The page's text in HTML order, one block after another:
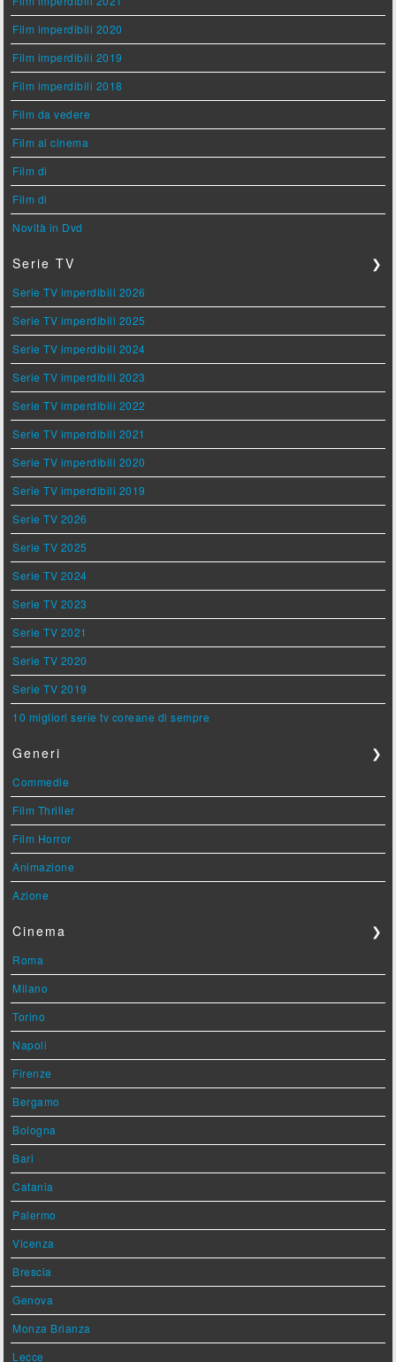
Film imperdibili 2020
Film imperdibili 2019
Film imperdibili 2018
Film da vedere
Film al cinema
Film di
Film di
Novità in Dvd
Serie TV ❯
Serie TV imperdibili 2026
Serie TV imperdibili 2025
Serie TV imperdibili 2024
Serie TV imperdibili 2023
Serie TV imperdibili 2022
Serie TV imperdibili 2021
Serie TV imperdibili 2020
Serie TV imperdibili 2019
Serie TV 2026
Serie TV 2025
Serie TV 2024
Serie TV 2023
Serie TV 2021
Serie TV 2020
Serie TV 2019
10 migliori serie tv coreane di sempre
Generi ❯
Commedie
Film Thriller
Film Horror
Animazione
Azione
Cinema ❯
Roma
Milano
Torino
Napoli
Firenze
Bergamo
Bologna
Bari
Catania
Palermo
Vicenza
Brescia
Genova
Monza Brianza
Lecce